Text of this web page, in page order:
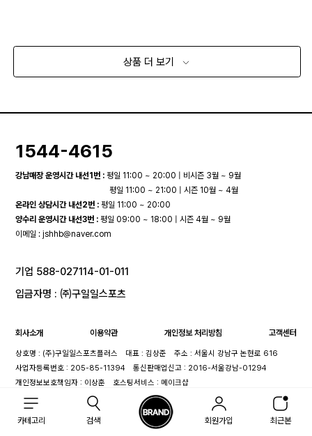
카테고리 검색 회원가입 최근본
상품 더 보기
1544-4615
강남매장 운영시간 내선1번 : 평일 11:00 ~ 20:00 | 비시즌 3월 ~ 9월
평일 11:00 ~ 21:00 | 시즌 10월 ~ 4월
온라인 상담시간 내선2번 : 평일 11:00 ~ 20:00
양수리 운영시간 내선3번 : 평일 09:00 ~ 18:00 | 시즌 4월 ~ 9월
이메일 :jshhb@naver.com
기업 588-027114-01-011
입금자명 : ㈜구일일스포츠
회사소개 이용약관 개인정보 처리방침 고객센터
상호명 : (주)구일일스포츠플러스 대표 : 김상준
주소 : 서울시 강남구 논현로 616
사업자등록번호 : 205-85-11394
통신판매업신고 : 2016-서울강남-01294
개인정보보호책임자 : 이상훈
호스팅서비스 : 메이크샵